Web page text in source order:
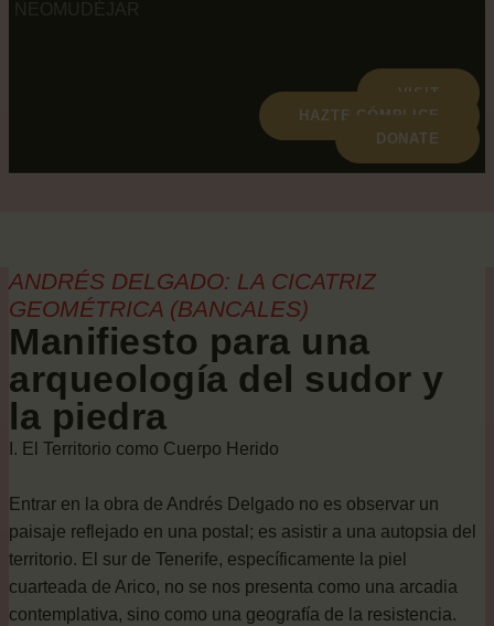
VISIT
HAZTE CÓMPLICE
DONATE
ANDRÉS DELGADO: LA CICATRIZ
GEOMÉTRICA (BANCALES)
Manifiesto para una
arqueología del sudor y
la piedra
I. El Territorio como Cuerpo Herido
Entrar en la obra de Andrés Delgado no es observar un
paisaje reflejado en una postal; es asistir a una autopsia del
territorio. El sur de Tenerife, específicamente la piel
cuarteada de Arico, no se nos presenta como una arcadia
contemplativa, sino como una geografía de la resistencia.